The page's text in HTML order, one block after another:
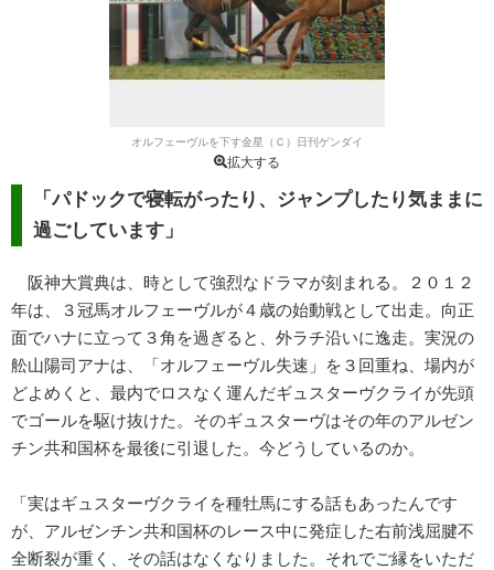
オルフェーヴルを下す金星（Ｃ）日刊ゲンダイ
拡大する
「パドックで寝転がったり、ジャンプしたり気ままに
過ごしています」
阪神大賞典は、時として強烈なドラマが刻まれる。２０１２
年は、３冠馬オルフェーヴルが４歳の始動戦として出走。向正
面でハナに立って３角を過ぎると、外ラチ沿いに逸走。実況の
舩山陽司アナは、「オルフェーヴル失速」を３回重ね、場内が
どよめくと、最内でロスなく運んだギュスターヴクライが先頭
でゴールを駆け抜けた。そのギュスターヴはその年のアルゼン
チン共和国杯を最後に引退した。今どうしているのか。
「実はギュスターヴクライを種牡馬にする話もあったんです
が、アルゼンチン共和国杯のレース中に発症した右前浅屈腱不
全断裂が重く、その話はなくなりました。それでご縁をいただ